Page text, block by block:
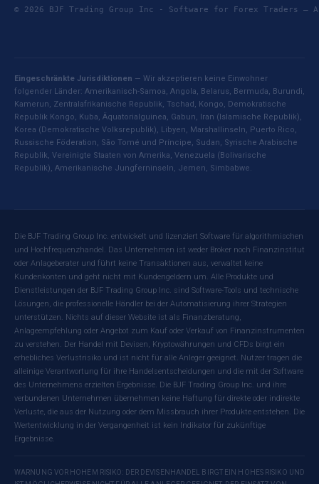
© 2026 BJF Trading Group Inc - Software for Forex
Eingeschränkte Jurisdiktionen — Wir akzeptieren keine Einwohner
folgender Länder: Amerikanisch-Samoa, Angola, Belarus, Bermuda, Burundi,
Kamerun, Zentralafrikanische Republik, Tschad, Kongo, Demokratische
Republik Kongo, Kuba, Äquatorialguinea, Gabun, Iran (Islamische Republik),
Korea (Demokratische Volksrepublik), Libyen, Marshallinseln, Puerto Rico,
Russische Föderation, São Tomé und Príncipe, Sudan, Syrische Arabische
Republik, Vereinigte Staaten von Amerika, Venezuela (Bolivarische
Republik), Amerikanische Jungferninseln, Jemen, Simbabwe.
Die BJF Trading Group Inc. entwickelt und lizenziert Software für algorithmischen
und Hochfrequenzhandel. Das Unternehmen ist weder Broker noch Finanzinstitut
oder Anlageberater und führt keine Transaktionen aus, verwaltet keine
Kundenkonten und geht nicht mit Kundengeldern um. Alle Produkte und
Dienstleistungen der BJF Trading Group Inc. sind Software-Tools und technische
Lösungen, die professionelle Händler bei der Automatisierung ihrer Strategien
unterstützen. Nichts auf dieser Website ist als Finanzberatung,
Anlageempfehlung oder Angebot zum Kauf oder Verkauf von Finanzinstrumenten
zu verstehen. Der Handel mit Devisen, Kryptowährungen und CFDs birgt ein
erhebliches Verlustrisiko und ist nicht für alle Anleger geeignet. Nutzer tragen die
alleinige Verantwortung für ihre Handelsentscheidungen und die mit der Software
des Unternehmens erzielten Ergebnisse. Die BJF Trading Group Inc. und ihre
verbundenen Unternehmen übernehmen keine Haftung für direkte oder indirekte
Verluste, die aus der Nutzung oder dem Missbrauch ihrer Produkte entstehen. Die
Wertentwicklung in der Vergangenheit ist kein Indikator für zukünftige
Ergebnisse.
WARNUNG VOR HOHEM RISIKO: DER DEVISENHANDEL BIRGT EIN HOHES RISIKO UND